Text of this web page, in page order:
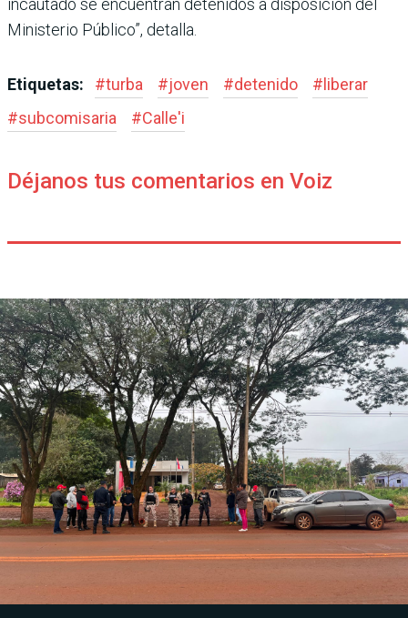
incautado se encuentran detenidos a disposición del
Ministerio Público”, detalla.
Etiquetas: #turba #joven #detenido # liberar
#subcomisaria #Calle'i
Déjanos tus comentarios en Voiz